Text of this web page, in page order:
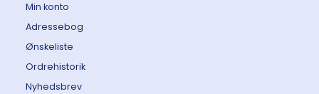
Min konto
Adressebog
Ønskeliste
Ordrehistorik
Nyhedsbrev